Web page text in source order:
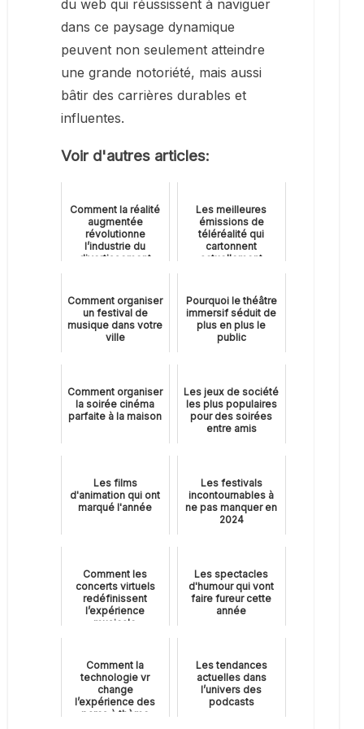
du web qui réussissent à naviguer
dans ce paysage dynamique
peuvent non seulement atteindre
une grande notoriété, mais aussi
bâtir des carrières durables et
influentes.
Voir d'autres articles:
Comment la réalité
augmentée
révolutionne
l’industrie du
divertissement
Les meilleures
émissions de
téléréalité qui
cartonnent
actuellement
Comment organiser
un festival de
musique dans votre
ville
Pourquoi le théâtre
immersif séduit de
plus en plus le
public
Comment organiser
la soirée cinéma
parfaite à la maison
Les jeux de société
les plus populaires
pour des soirées
entre amis
Les films
d'animation qui ont
marqué l'année
Les festivals
incontournables à
ne pas manquer en
2024
Comment les
concerts virtuels
redéfinissent
l’expérience
musicale
Les spectacles
d'humour qui vont
faire fureur cette
année
Comment la
technologie vr
change
l’expérience des
parcs à thème
Les tendances
actuelles dans
l’univers des
podcasts